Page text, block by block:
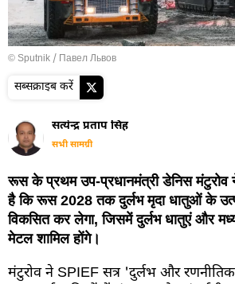
© Sputnik / Павел Львов
सब्सक्राइब करें
सत्येन्द्र प्रताप सिंह
सभी सामग्री
रूस के प्रथम उप-प्रधानमंत्री डेनिस मंटुरोव
है कि रूस 2028 तक दुर्लभ मृदा धातुओं के
विकसित कर लेगा, जिसमें दुर्लभ धातुएं और
मेटल शामिल होंगे।
मंटुरोव ने SPIEF सत्र 'दुर्लभ और